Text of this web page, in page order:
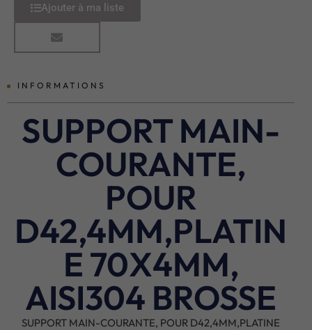
Ajouter à ma liste
INFORMATIONS
SUPPORT MAIN-
COURANTE,
POUR
D42,4MM,PLATIN
E 70X4MM,
AISI304 BROSSE
SUPPORT MAIN-COURANTE, POUR D42,4MM,PLATINE